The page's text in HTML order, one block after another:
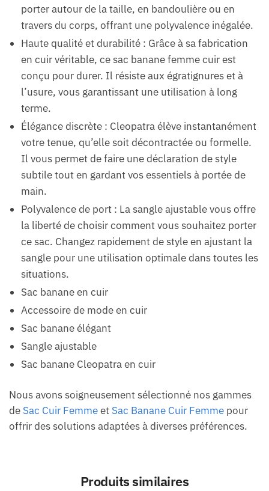
porter autour de la taille, en bandoulière ou en
travers du corps, offrant une polyvalence inégalée.
Haute qualité et durabilité : Grâce à sa fabrication
en cuir véritable, ce sac banane femme cuir est
conçu pour durer. Il résiste aux égratignures et à
l’usure, vous garantissant une utilisation à long
terme.
Élégance discrète : Cleopatra élève instantanément
votre tenue, qu’elle soit décontractée ou formelle.
Il vous permet de faire une déclaration de style
subtile tout en gardant vos essentiels à portée de
main.
Polyvalence de port : La sangle ajustable vous offre
la liberté de choisir comment vous souhaitez porter
ce sac. Changez rapidement de style en ajustant la
sangle pour une utilisation optimale dans toutes les
situations.
Sac banane en cuir
Accessoire de mode en cuir
Sac banane élégant
Sangle ajustable
Sac banane Cleopatra en cuir
Nous avons soigneusement sélectionné nos gammes
de Sac Cuir Femmeet Sac Banane Cuir Femme pour
offrir des solutions adaptées à diverses préférences.
Produits similaires